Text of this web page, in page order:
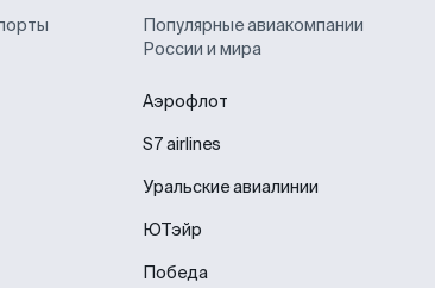
Популярные авиакомпании
России и мира
Аэрофлот
S7 airlines
Уральские авиалинии
ЮТэйр
Победа